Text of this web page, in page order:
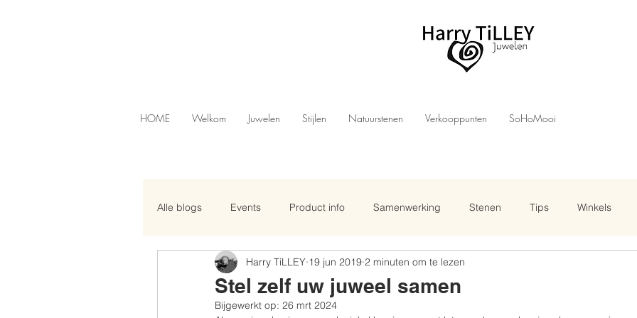
HOME Welkom Juwelen Stijlen Natuurstenen Verkooppunten SoHoMooi
Alle blogs Events Product info Samenwerking Stenen Tips Winkels
Stel zelf uw juweel samen
Harry TiLLEY 19 jun 2019 2 minuten om te lezen
Bijgewerkt op: 26 mrt 2024